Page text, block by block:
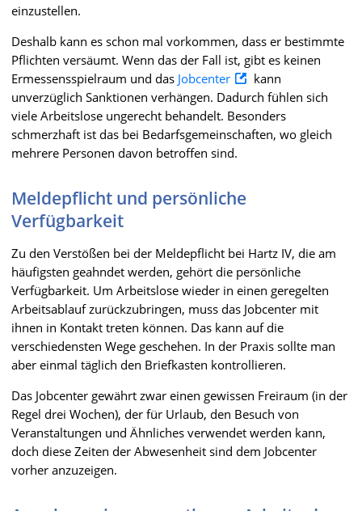
einzustellen.
Deshalb kann es schon mal vorkommen, dass er bestimmte
Pflichten versäumt. Wenn das der Fall ist, gibt es keinen
Ermessensspielraum und das Jobcenter
kann
unverzüglich Sanktionen verhängen. Dadurch fühlen sich
viele Arbeitslose ungerecht behandelt. Besonders
schmerzhaft ist das bei Bedarfsgemeinschaften, wo gleich
mehrere Personen davon betroffen sind.
Meldepflicht und persönliche
Verfügbarkeit
Zu den Verstößen bei der Meldepflicht bei Hartz IV, die am
häufigsten geahndet werden, gehört die persönliche
Verfügbarkeit. Um Arbeitslose wieder in einen geregelten
Arbeitsablauf zurückzubringen, muss das Jobcenter mit
ihnen in Kontakt treten können. Das kann auf die
verschiedensten Wege geschehen. In der Praxis sollte man
aber einmal täglich den Briefkasten kontrollieren.
Das Jobcenter gewährt zwar einen gewissen Freiraum (in der
Regel drei Wochen), der für Urlaub, den Besuch von
Veranstaltungen und Ähnliches verwendet werden kann,
doch diese Zeiten der Abwesenheit sind dem Jobcenter
vorher anzuzeigen.